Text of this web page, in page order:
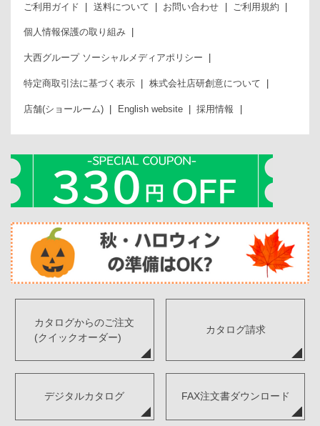
ご利用ガイド 送料について お問い合わせ ご利用規約
個人情報保護の取り組み
大西グループ ソーシャルメディアポリシー
特定商取引法に基づく表示 株式会社店研創意について
店舗(ショールーム) English website 採用情報
カタログからのご注文
(クイックオーダー)
カタログ請求
デジタルカタログ FAX注文書ダウンロード